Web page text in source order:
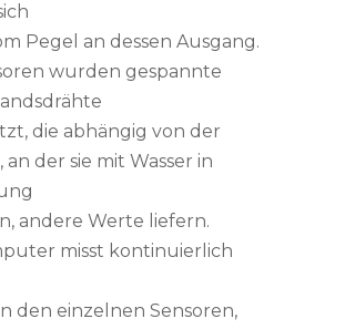
Pegel an dessen Ausgang.
wurden gespannte
die abhängig von der
an der sie mit Wasser in
andere Werte liefern.
misst kontinuierlich
den einzelnen Sensoren,